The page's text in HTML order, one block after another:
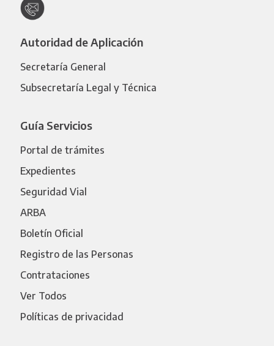
Autoridad de Aplicación
Secretaría General
Subsecretaría Legal y Técnica
Guía Servicios
Portal de trámites
Expedientes
Seguridad Vial
ARBA
Boletín Oficial
Registro de las Personas
Contrataciones
Ver Todos
Políticas de privacidad